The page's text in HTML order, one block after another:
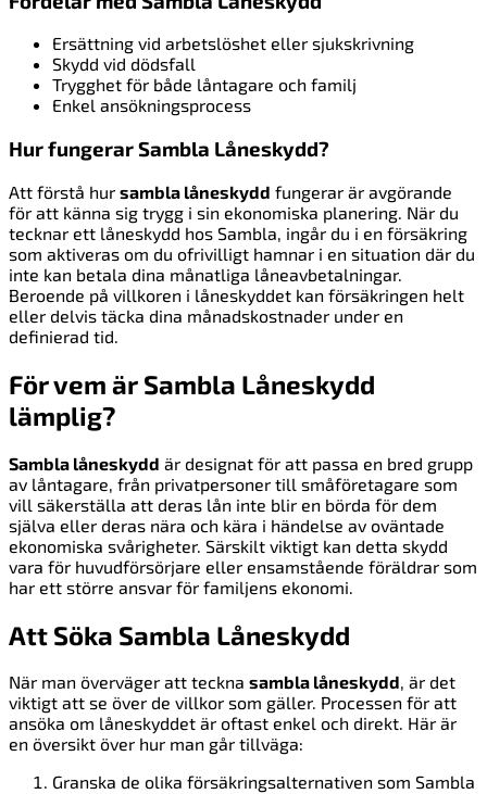
Ersättning vid arbetslöshet eller sjukskrivning
Skydd vid dödsfall
Trygghet för både låntagare och familj
Enkel ansökningsprocess
Hur fungerar Sambla Låneskydd?
Att förstå hur sambla låneskydd fungerar är avgörande
för att känna sig trygg i sin ekonomiska planering. När du
tecknar ett låneskydd hos Sambla, ingår du i en försäkring
som aktiveras om du ofrivilligt hamnar i en situation där du
inte kan betala dina månatliga låneavbetalningar.
Beroende på villkoren i låneskyddet kan försäkringen helt
eller delvis täcka dina månadskostnader under en
definierad tid.
För vem är Sambla Låneskydd
lämplig?
Sambla låneskydd är designat för att passa en bred grupp
av låntagare, från privatpersoner till småföretagare som
vill säkerställa att deras lån inte blir en börda för dem
själva eller deras nära och kära i händelse av oväntade
ekonomiska svårigheter. Särskilt viktigt kan detta skydd
vara för huvudförsörjare eller ensamstående föräldrar som
har ett större ansvar för familjens ekonomi.
Att Söka Sambla Låneskydd
När man överväger att teckna sambla låneskydd, är det
viktigt att se över de villkor som gäller. Processen för att
ansöka om låneskyddet är oftast enkel och direkt. Här är
en översikt över hur man går tillväga:
Granska de olika försäkringsalternativen som Sambla